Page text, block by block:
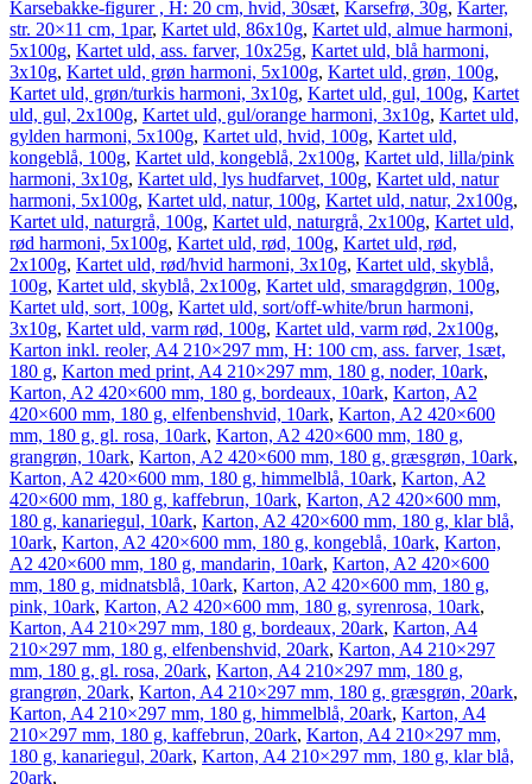
Karsebakke-figurer , H: 20 cm, hvid, 30sæt, Karsefrø, 30g, Karter,
str. 20×11 cm, 1par, Kartet uld, 86x10g, Kartet uld, almue harmoni,
5x100g, Kartet uld, ass. farver, 10x25g, Kartet uld, blå harmoni,
3x10g, Kartet uld, grøn harmoni, 5x100g, Kartet uld, grøn, 100g,
Kartet uld, grøn/turkis harmoni, 3x10g, Kartet uld, gul, 100g, Kartet
uld, gul, 2x100g, Kartet uld, gul/orange harmoni, 3x10g, Kartet uld,
gylden harmoni, 5x100g, Kartet uld, hvid, 100g, Kartet uld,
kongeblå, 100g, Kartet uld, kongeblå, 2x100g, Kartet uld, lilla/pink
harmoni, 3x10g, Kartet uld, lys hudfarvet, 100g, Kartet uld, natur
harmoni, 5x100g, Kartet uld, natur, 100g, Kartet uld, natur, 2x100g,
Kartet uld, naturgrå, 100g, Kartet uld, naturgrå, 2x100g, Kartet uld,
rød harmoni, 5x100g, Kartet uld, rød, 100g, Kartet uld, rød,
2x100g, Kartet uld, rød/hvid harmoni, 3x10g, Kartet uld, skyblå,
100g, Kartet uld, skyblå, 2x100g, Kartet uld, smaragdgrøn, 100g,
Kartet uld, sort, 100g, Kartet uld, sort/off-white/brun harmoni,
3x10g, Kartet uld, varm rød, 100g, Kartet uld, varm rød, 2x100g,
Karton inkl. reoler, A4 210×297 mm, H: 100 cm, ass. farver, 1sæt,
180 g, Karton med print, A4 210×297 mm, 180 g, noder, 10ark,
Karton, A2 420×600 mm, 180 g, bordeaux, 10ark, Karton, A2
420×600 mm, 180 g, elfenbenshvid, 10ark, Karton, A2 420×600
mm, 180 g, gl. rosa, 10ark, Karton, A2 420×600 mm, 180 g,
grangrøn, 10ark, Karton, A2 420×600 mm, 180 g, græsgrøn, 10ark,
Karton, A2 420×600 mm, 180 g, himmelblå, 10ark, Karton, A2
420×600 mm, 180 g, kaffebrun, 10ark, Karton, A2 420×600 mm,
180 g, kanariegul, 10ark, Karton, A2 420×600 mm, 180 g, klar blå,
10ark, Karton, A2 420×600 mm, 180 g, kongeblå, 10ark, Karton,
A2 420×600 mm, 180 g, mandarin, 10ark, Karton, A2 420×600
mm, 180 g, midnatsblå, 10ark, Karton, A2 420×600 mm, 180 g,
pink, 10ark, Karton, A2 420×600 mm, 180 g, syrenrosa, 10ark,
Karton, A4 210×297 mm, 180 g, bordeaux, 20ark, Karton, A4
210×297 mm, 180 g, elfenbenshvid, 20ark, Karton, A4 210×297
mm, 180 g, gl. rosa, 20ark, Karton, A4 210×297 mm, 180 g,
grangrøn, 20ark, Karton, A4 210×297 mm, 180 g, græsgrøn, 20ark,
Karton, A4 210×297 mm, 180 g, himmelblå, 20ark, Karton, A4
210×297 mm, 180 g, kaffebrun, 20ark, Karton, A4 210×297 mm,
180 g, kanariegul, 20ark, Karton, A4 210×297 mm, 180 g, klar blå,
20ark,